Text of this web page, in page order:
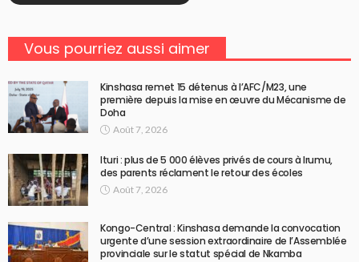
Vous pourriez aussi aimer
Kinshasa remet 15 détenus à l’AFC/M23, une
première depuis la mise en œuvre du Mécanisme de
Doha
Août 7, 2026
Ituri : plus de 5 000 élèves privés de cours à Irumu,
des parents réclament le retour des écoles
Août 7, 2026
Kongo-Central : Kinshasa demande la convocation
urgente d’une session extraordinaire de l’Assemblée
provinciale sur le statut spécial de Nkamba